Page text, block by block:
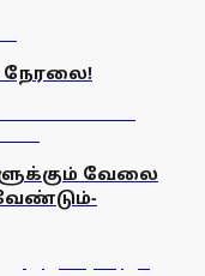
வேலை